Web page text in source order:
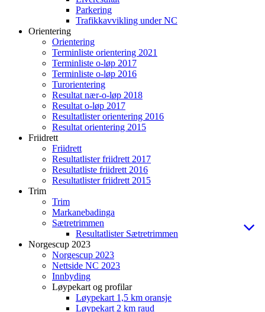
Parkering
Trafikkavvikling under NC
Orientering
Orientering
Terminliste orientering 2021
Terminliste o-løp 2017
Terminliste o-løp 2016
Turorientering
Resultat nær-o-løp 2018
Resultat o-løp 2017
Resultatlister orientering 2016
Resultat orientering 2015
Friidrett
Friidrett
Resultatlister friidrett 2017
Resultatliste friidrett 2016
Resultatlister friidrett 2015
Trim
Trim
Markanebadinga
Sætretrimmen
Resultatlister Sætretrimmen
Norgescup 2023
Norgescup 2023
Nettside NC 2023
Innbyding
Løypekart og profilar
Løypekart 1,5 km oransje
Løypekart 2 km raud